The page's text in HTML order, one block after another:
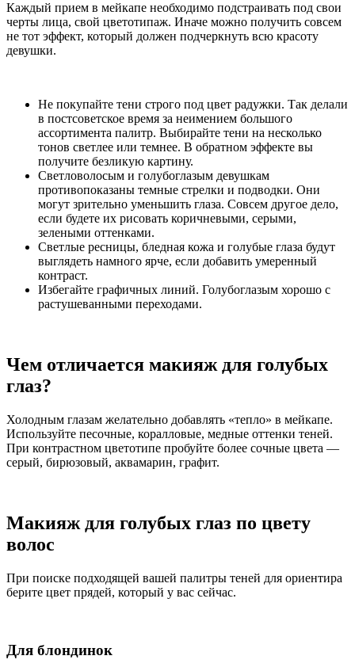
Каждый прием в мейкапе необходимо подстраивать под свои
черты лица, свой цветотипаж. Иначе можно получить совсем
не тот эффект, который должен подчеркнуть всю красоту
девушки.
Не покупайте тени строго под цвет радужки. Так делали
в постсоветское время за неимением большого
ассортимента палитр. Выбирайте тени на несколько
тонов светлее или темнее. В обратном эффекте вы
получите безликую картину.
Светловолосым и голубоглазым девушкам
противопоказаны темные стрелки и подводки. Они
могут зрительно уменьшить глаза. Совсем другое дело,
если будете их рисовать коричневыми, серыми,
зелеными оттенками.
Светлые ресницы, бледная кожа и голубые глаза будут
выглядеть намного ярче, если добавить умеренный
контраст.
Избегайте графичных линий. Голубоглазым хорошо с
растушеванными переходами.
Чем отличается макияж для голубых
глаз?
Холодным глазам желательно добавлять «тепло» в мейкапе.
Используйте песочные, коралловые, медные оттенки теней.
При контрастном цветотипе пробуйте более сочные цвета —
серый, бирюзовый, аквамарин, графит.
Макияж для голубых глаз по цвету
волос
При поиске подходящей вашей палитры теней для ориентира
берите цвет прядей, который у вас сейчас.
Для блондинок